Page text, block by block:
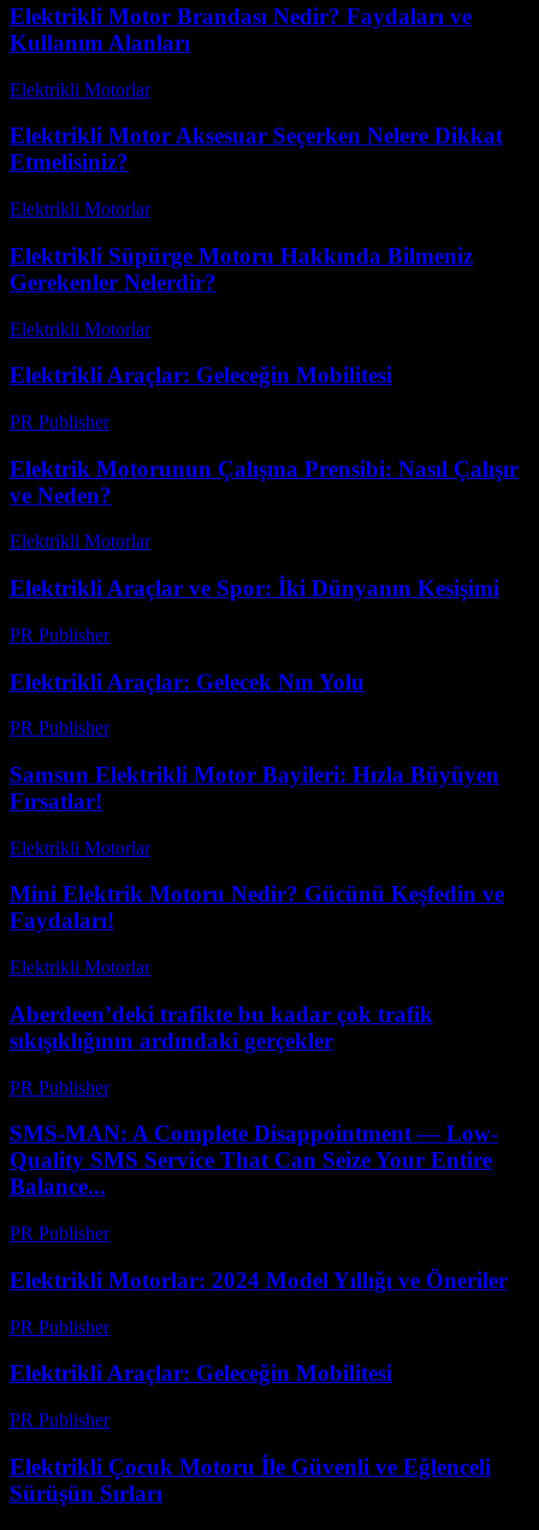
Elektrikli Motor Brandası Nedir? Faydaları ve
Kullanım Alanları
Elektrikli Motorlar-
Elektrikli Motor Aksesuar Seçerken Nelere Dikkat
Etmelisiniz?
Elektrikli Motorlar-
Elektrikli Süpürge Motoru Hakkında Bilmeniz
Gerekenler Nelerdir?
Elektrikli Motorlar-
Elektrikli Araçlar: Geleceğin Mobilitesi
PR Publisher-
Elektrik Motorunun Çalışma Prensibi: Nasıl Çalışır
ve Neden?
Elektrikli Motorlar-
Elektrikli Araçlar ve Spor: İki Dünyanın Kesişimi
PR Publisher-
Elektrikli Araçlar: Gelecek Nın Yolu
PR Publisher-
Samsun Elektrikli Motor Bayileri: Hızla Büyüyen
Fırsatlar!
Elektrikli Motorlar-
Mini Elektrik Motoru Nedir? Gücünü Keşfedin ve
Faydaları!
Elektrikli Motorlar-
Aberdeen’deki trafikte bu kadar çok trafik
sıkışıklığının ardındaki gerçekler
PR Publisher-
SMS-MAN: A Complete Disappointment — Low-
Quality SMS Service That Can Seize Your Entire
Balance...
PR Publisher-
Elektrikli Motorlar: 2024 Model Yıllığı ve Öneriler
PR Publisher-
Elektrikli Araçlar: Geleceğin Mobilitesi
PR Publisher-
Elektrikli Çocuk Motoru İle Güvenli ve Eğlenceli
Sürüşün Sırları